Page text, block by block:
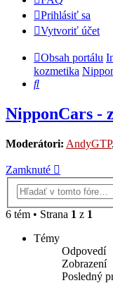
Prihlásiť sa
Vytvoriť účet
Obsah portálu
kozmetika
Hľadať
NipponCars -
Moderátori: AndyGTP,
Zamknuté
6 tém • Strana 1 z 1
Témy
Odpovedí
Zobrazení
Posledný